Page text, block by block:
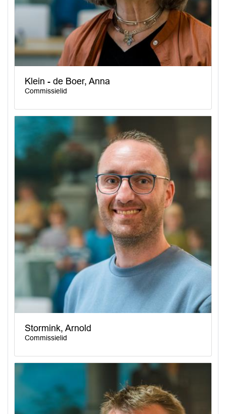
Klein - de Boer, Anna
Commissielid
Stormink, Arnold
Commissielid